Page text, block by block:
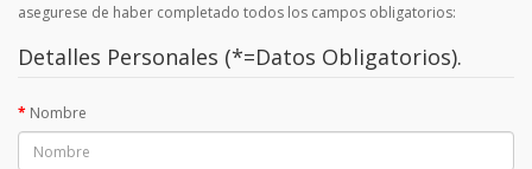
asegurese de haber completado todos los campos obligatorios:
Detalles Personales (*=Datos Obligatorios).
Nombre